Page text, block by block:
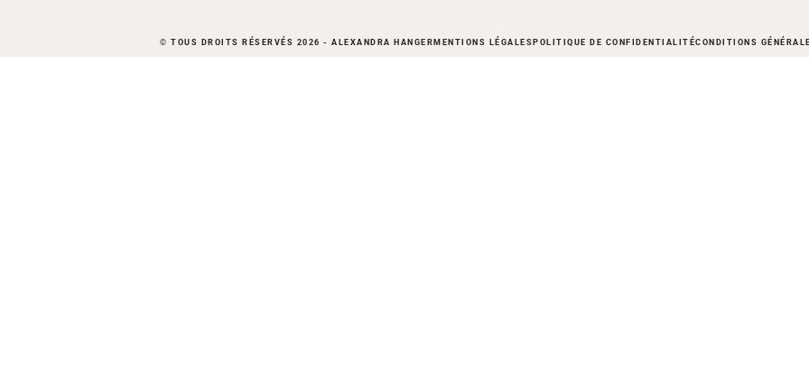
© TOUS DROITS RÉSERVÉS 2026 - ALEXANDRA HANGER MENTIONS LÉGALES POLITIQUE DE CONFIDENTIALITÉCONDITIONS